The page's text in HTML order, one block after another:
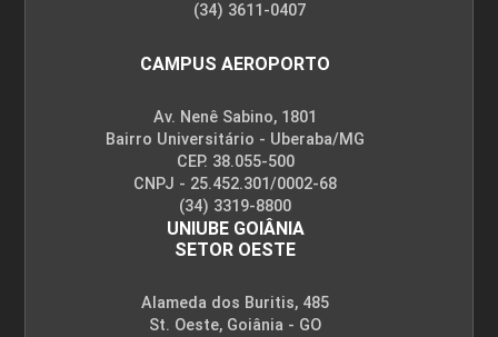
(34) 3611-0407
CAMPUS AEROPORTO
Av. Nenê Sabino, 1801
Bairro Universitário - Uberaba/MG
CEP. 38.055-500
CNPJ - 25.452.301/0002-68
(34) 3319-8800
UNIUBE GOIÂNIA
SETOR OESTE
Alameda dos Buritis, 485
St. Oeste, Goiânia - GO